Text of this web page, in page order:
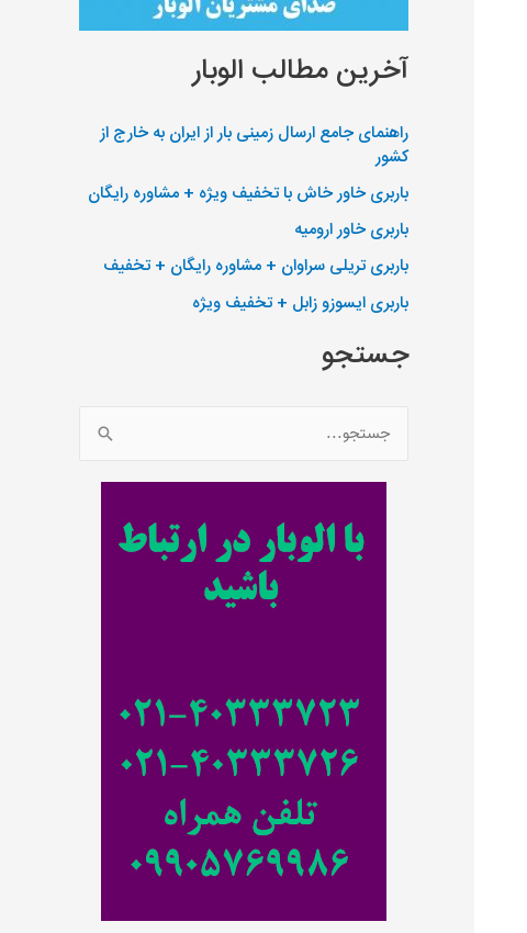
آخرین مطالب الوبار
راهنمای جامع ارسال زمینی بار از ایران به خارج از
کشور
باربری خاور خاش با تخفیف ویژه + مشاوره رایگان
باربری خاور ارومیه
باربری تریلی سراوان + مشاوره رایگان + تخفیف
باربری ایسوزو زابل + تخفیف ویژه
جستجو